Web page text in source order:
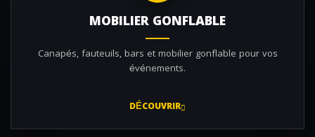
MOBILIER GONFLABLE
Canapés, fauteuils, bars et mobilier gonflable pour vos
événements.
DÉCOUVRIR